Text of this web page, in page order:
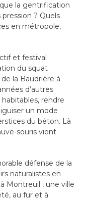
la gentrification
? Quels
en métropole,
et festival
du squat
la Baudrière à
d’autres
rendre
un mode
du béton. Là
souris vient
défense de la
naturalistes en
Montreuil , une ville
au fur et à